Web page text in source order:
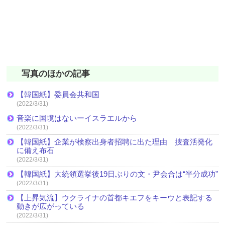
写真のほかの記事
【韓国紙】委員会共和国
(2022/3/31)
音楽に国境はないーイスラエルから
(2022/3/31)
【韓国紙】企業が検察出身者招聘に出た理由 捜査活発化
に備え布石
(2022/3/31)
【韓国紙】大統領選挙後19日ぶりの文・尹会合は“半分成功”
(2022/3/31)
【上昇気流】ウクライナの首都キエフをキーウと表記する
動きが広がっている
(2022/3/31)